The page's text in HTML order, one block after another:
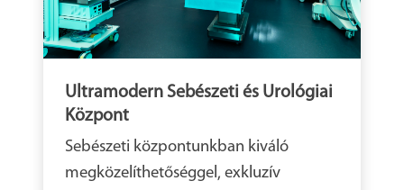
Ultramodern Sebészeti és Urológiai
Központ
Sebészeti központunkban kiváló
megközelíthetőséggel, exkluzív